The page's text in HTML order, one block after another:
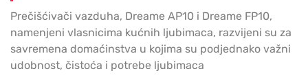
Prečišćivači vazduha, Dreame AP10 i Dreame FP10,
namenjeni vlasnicima kućnih ljubimaca, razvijeni su za
savremena domaćinstva u kojima su podjednako važni
udobnost, čistoća i potrebe ljubimaca